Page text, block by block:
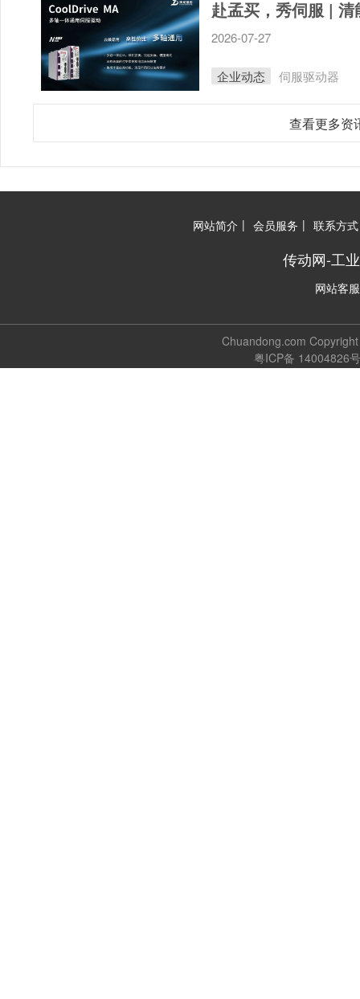
2026-07-27
企业动态 伺服驱动器
查看更多资
网站简介 | 会员服务 | 联系方式
传动网-工
网站客服
Chuandong.com
粤ICP备 14004826号